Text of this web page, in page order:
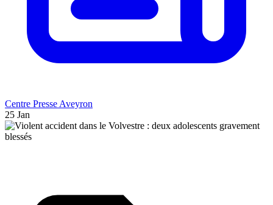
Centre Presse Aveyron
25 Jan